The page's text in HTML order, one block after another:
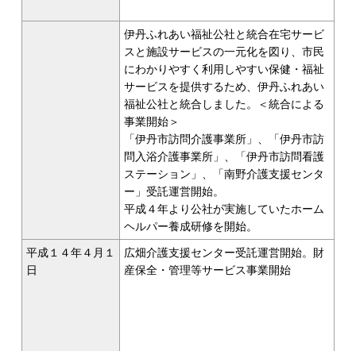
伊丹ふれあい福祉公社と統合在宅サービ
スと施設サービスの一元化を図り、市民
にわかりやすく利用しやすい保健・福祉
サービスを提供するため、伊丹ふれあい
福祉公社と統合しました。＜統合による
事業開始＞
「伊丹市訪問介護事業所」、「伊丹市訪
問入浴介護事業所」、「伊丹市訪問看護
ステーション」、「南野介護支援センタ
ー」受託運営開始。
平成４年より公社が実施していたホーム
ヘルパー養成研修を開始。
平成１４年４月１
日
広畑介護支援センター受託運営開始。財
産保全・管理等サービス事業開始